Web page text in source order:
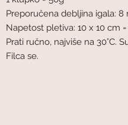
Preporučena debljina igala: 8
Napetost pletiva: 10 x 10 cm =
Prati ručno, najviše na 30°C.
Filca se.